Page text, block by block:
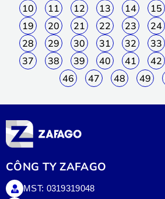
10
11 12 13 14 15
19
20 21 22 23 24
28
29 30 31 32 33
37
38 39 40 41 42
46
47 48 49
CÔNG TY ZAFAGO
MST: 0319319048